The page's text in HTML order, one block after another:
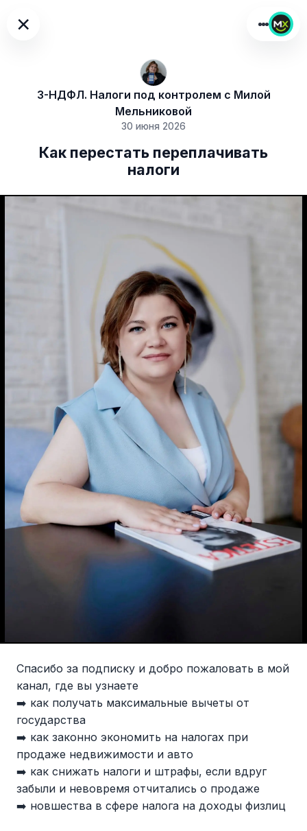
×
3-НДФЛ. Налоги под контролем с Милой
Мельниковой
30 июня 2026
Как перестать переплачивать
налоги
Спасибо за подписку и добро пожаловать в мой
канал, где вы узнаете
➡️ как получать максимальные вычеты от
государства
➡️ как законно экономить на налогах при
продаже недвижимости и авто
➡️ как снижать налоги и штрафы, если вдруг
забыли и невовремя отчитались о продаже
➡️ новшества в сфере налога на доходы физлиц